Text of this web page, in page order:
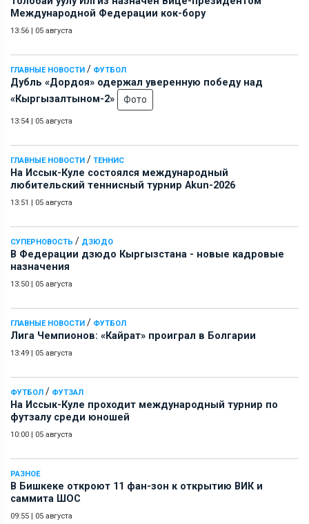
Международной Федерации кок-бору
13:56 | 05 августа
ГЛАВНЫЕ НОВОСТИ / ФУТБОЛ
Дубль «Дордоя» одержал уверенную победу над
«Кыргызалтыном-2»
Фото
13:54 | 05 августа
ГЛАВНЫЕ НОВОСТИ / ТЕННИС
На Иссык-Куле состоялся международный
любительский теннисный турнир Akun-2026
13:51 | 05 августа
СУПЕРНОВОСТЬ / ДЗЮДО
В Федерации дзюдо Кыргызстана - новые кадровые
назначения
13:50 | 05 августа
ГЛАВНЫЕ НОВОСТИ / ФУТБОЛ
Лига Чемпионов: «Кайрат» проиграл в Болгарии
13:49 | 05 августа
ФУТБОЛ / ФУТЗАЛ
На Иссык-Куле проходит международный турнир по
футзалу среди юношей
10:00 | 05 августа
РАЗНОЕ
В Бишкеке откроют 11 фан-зон к открытию ВИК и
саммита ШОС
09:55 | 05 августа